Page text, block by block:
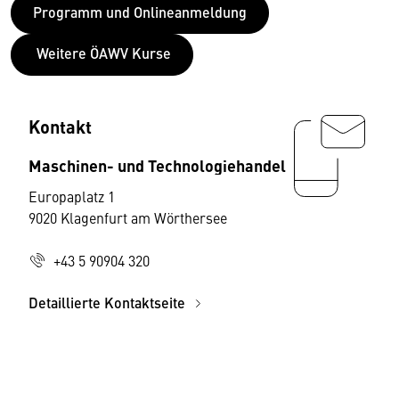
Programm und Onlineanmeldung
Weitere ÖAWV Kurse
Kontakt
Maschinen- und Technologiehandel
Europaplatz 1
9020 Klagenfurt am Wörthersee
+43 5 90904 320
Detaillierte Kontaktseite